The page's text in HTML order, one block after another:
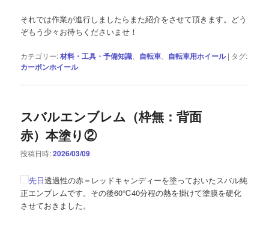
それでは作業が進行しましたらまた紹介をさせて頂きます。どう
ぞもう少々お待ちくださいませ！
カテゴリー:材料・工具・予備知識 自転車 自転車用ホイール | タグ:
カーボンホイール
スバルエンブレム（枠無：背面
赤）本塗り②
投稿日時:2026/03/09
先日透過性の赤＝レッドキャンディーを塗っておいたスバル純
正エンブレムです。その後60℃40分程の熱を掛けて塗膜を硬化
させておきました。